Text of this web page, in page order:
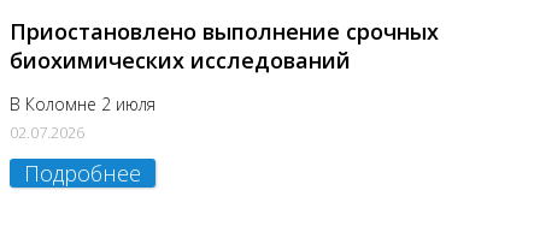
Приостановлено выполнение срочных
биохимических исследований
В Коломне 2 июля
02.07.2026
Подробнее